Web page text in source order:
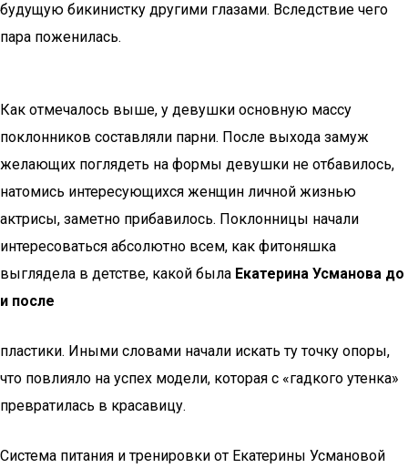
будущую бикинистку другими глазами. Вследствие чего
пара поженилась.
Как отмечалось выше, у девушки основную массу
поклонников составляли парни. После выхода замуж
желающих поглядеть на формы девушки не отбавилось,
натомись интересующихся женщин личной жизнью
актрисы, заметно прибавилось. Поклонницы начали
интересоваться абсолютно всем, как фитоняшка
выглядела в детстве, какой была Екатерина Усманова до
и после
пластики. Иными словами начали искать ту точку опоры,
что повлияло на успех модели, которая с «гадкого утенка»
превратилась в красавицу.
Система питания и тренировки от Екатерины Усмановой